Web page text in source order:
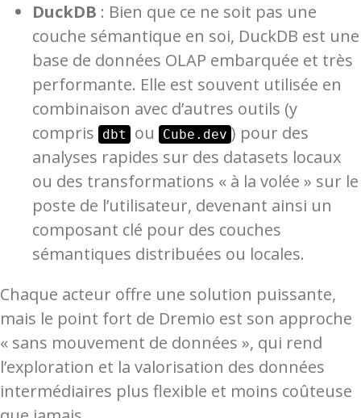
DuckDB : Bien que ce ne soit pas une
couche sémantique en soi, DuckDB est une
base de données OLAP embarquée et très
performante. Elle est souvent utilisée en
combinaison avec d’autres outils (y
compris
dbt ou Cube.dev ) pour des
analyses rapides sur des datasets locaux
ou des transformations « à la volée » sur le
poste de l’utilisateur, devenant ainsi un
composant clé pour des couches
sémantiques distribuées ou locales.
Chaque acteur offre une solution puissante,
mais le point fort de Dremio est son approche
« sans mouvement de données », qui rend
l’exploration et la valorisation des données
intermédiaires plus flexible et moins coûteuse